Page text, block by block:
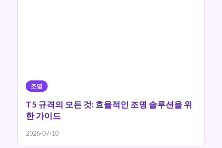
조명
T5 규격의 모든 것: 효율적인 조명 솔루션을 위
한 가이드
2026-07-10